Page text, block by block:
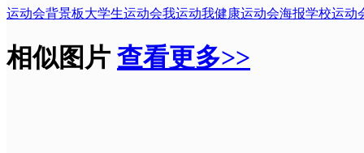
运动会背景板大学生运动会我运动我健康运动会海报学校运动
相似图片 查看更多>>